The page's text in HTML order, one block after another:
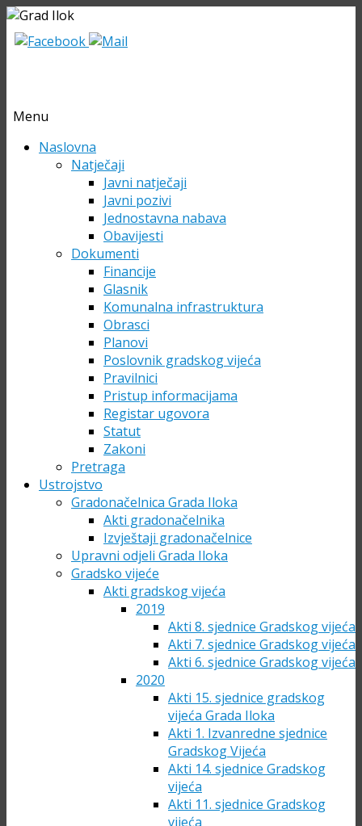
Menu
Skip Naslovna
Natječaji
Javni natječaji
Javni pozivi
Jednostavna nabava
Obavijesti
Dokumenti
Financije
Glasnik
Komunalna infrastruktura
Obrasci
Planovi
Poslovnik gradskog vijeća
Pravilnici
Pristup informacijama
Registar ugovora
Statut
Zakoni
Pretraga
Ustrojstvo
Gradonačelnica Grada Iloka
Akti gradonačelnika
Izvještaji gradonačelnice
Upravni odjeli Grada Iloka
Gradsko vijeće
Akti gradskog vijeća
2019
Akti 8. sjednice Gradskog vijeća
Akti 7. sjednice Gradskog vijeća
Akti 6. sjednice Gradskog vijeća
2020
Akti 15. sjednice gradskog
vijeća Grada Iloka
Akti 1. Izvanredne sjednice
Gradskog Vijeća
Akti 14. sjednice Gradskog
vijeća
Akti 11. sjednice Gradskog
vijeća